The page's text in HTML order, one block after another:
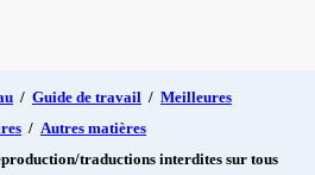
/ Guide de travail / Meilleures
/ Autres matières
traductions interdites sur tous